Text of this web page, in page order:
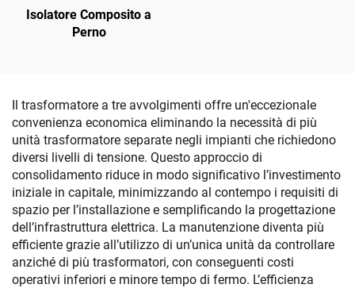
Isolatore Composito a
Perno
Il trasformatore a tre avvolgimenti offre un'eccezionale
convenienza economica eliminando la necessità di più
unità trasformatore separate negli impianti che richiedono
diversi livelli di tensione. Questo approccio di
consolidamento riduce in modo significativo l’investimento
iniziale in capitale, minimizzando al contempo i requisiti di
spazio per l’installazione e semplificando la progettazione
dell’infrastruttura elettrica. La manutenzione diventa più
efficiente grazie all’utilizzo di un’unica unità da controllare
anziché di più trasformatori, con conseguenti costi
operativi inferiori e minore tempo di fermo. L’efficienza